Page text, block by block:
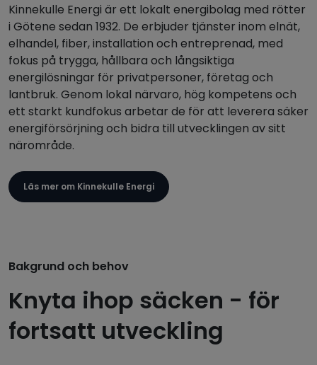
Kinnekulle Energi är ett lokalt energibolag med rötter
i Götene sedan 1932. De erbjuder tjänster inom elnät,
elhandel, fiber, installation och entreprenad, med
fokus på trygga, hållbara och långsiktiga
energilösningar för privatpersoner, företag och
lantbruk. Genom lokal närvaro, hög kompetens och
ett starkt kundfokus arbetar de för att leverera säker
energiförsörjning och bidra till utvecklingen av sitt
närområde.
Läs mer om Kinnekulle Energi
Bakgrund och behov
Knyta ihop säcken - för
fortsatt utveckling